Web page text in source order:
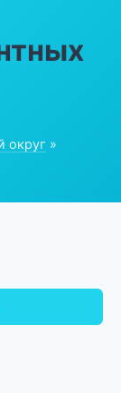
округ »